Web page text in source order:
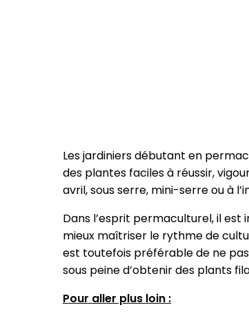
Les jardiniers débutant en
des plantes faciles à réussir,
avril, sous serre, mini-serre ou à
Dans l’esprit permaculturel, il
mieux maîtriser le rythme de
est toutefois préférable de ne
sous peine d’obtenir des plants
Pour aller plus loin :